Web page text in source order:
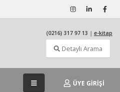
(0216) 317 97 13 | e-kitap
Detaylı Arama
ÜYE GİRİŞİ